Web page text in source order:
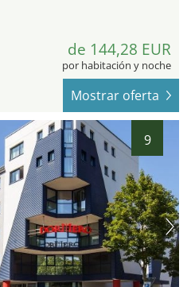
de 144,28 EUR
por habitación y noche
Mostrar oferta
9